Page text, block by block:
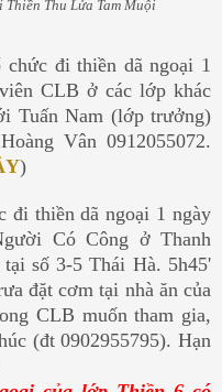
Thu Lửa Tam Muội
đi thiền dã ngoại 1
CLB ở các lớp khác
Tuấn Nam (lớp trưởng)
Vân 0912055072.
)
đi thiền dã ngoại 1 ngày
Có Công ở Thanh
số 3-5 Thái Hà. 5h45'
đặt cơm tại nhà ăn của
CLB muốn tham gia,
(đt 0902955795). Hạn